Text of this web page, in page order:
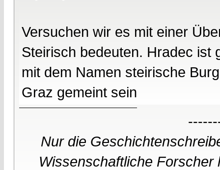
Versuchen wir es mit einer
Steirisch bedeuten. Hradec ist
mit dem Namen steirische
Graz gemeint sein
Nur die
Wissenschaftliche